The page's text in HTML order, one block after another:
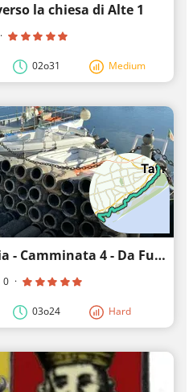
la chiesa di Alte 1
·
02o31 Medium
Avventura Leggendaria - Camminata 4 - Da Fuzeta a Tavira
0 ·
03o24 Hard